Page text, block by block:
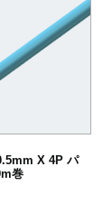
X 4P パ
巻